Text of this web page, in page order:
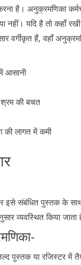
है। अनुक्रमणिका
नहीं। यदि है तो कहाँ
हैं, वहाँ
आसानी
की बचत
लागत में कमी
संबंधित पुस्तक के साथ
व्यवस्थित किया
पुस्तक या रजिस्टर में